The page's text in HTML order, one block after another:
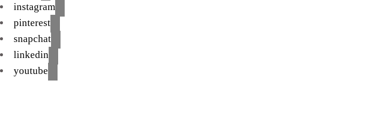
instagram
pinterest
snapchat
linkedin
youtube